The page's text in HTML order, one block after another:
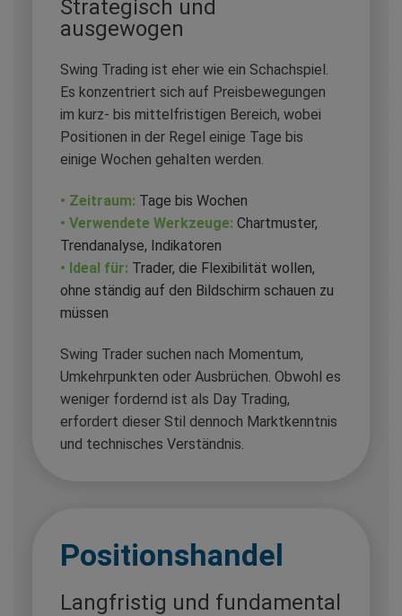
Strategisch und
ausgewogen
Swing Trading ist eher wie ein Schachspiel.
Es konzentriert sich auf Preisbewegungen
im kurz- bis mittelfristigen Bereich, wobei
Positionen in der Regel einige Tage bis
einige Wochen gehalten werden.
• Zeitraum: Tage bis Wochen
• Verwendete Werkzeuge: Chartmuster,
Trendanalyse, Indikatoren
• Ideal für: Trader, die Flexibilität wollen,
ohne ständig auf den Bildschirm schauen zu
müssen
Swing Trader suchen nach Momentum,
Umkehrpunkten oder Ausbrüchen. Obwohl es
weniger fordernd ist als Day Trading,
erfordert dieser Stil dennoch Marktkenntnis
und technisches Verständnis.
Positionshandel
Langfristig und fundamental